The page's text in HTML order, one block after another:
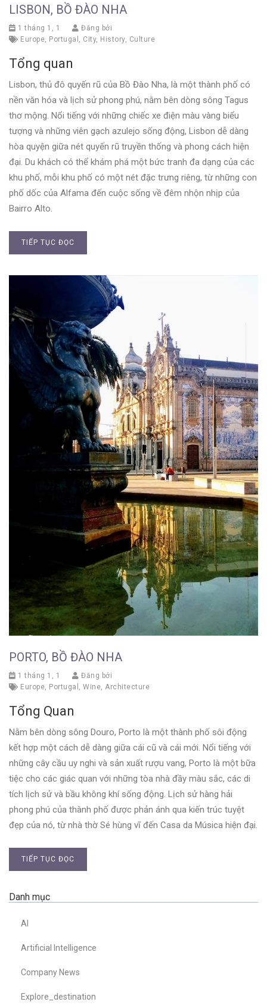
LISBON, BỒ ĐÀO NHA
1 tháng 1, 1
Đăng bởi
Europe, Portugal , City, History, Culture
Tổng quan
Lisbon, thủ đô quyến rũ của Bồ Đào Nha, là một thành phố có
nền văn hóa và lịch sử phong phú, nằm bên dòng sông Tagus
thơ mộng. Nổi tiếng với những chiếc xe điện màu vàng biểu
tượng và những viên gạch azulejo sống động, Lisbon dễ dàng
hòa quyện giữa nét quyến rũ truyền thống và phong cách hiện
đại. Du khách có thể khám phá một bức tranh đa dạng của các
khu phố, mỗi khu phố có một nét đặc trưng riêng, từ những con
phố dốc của Alfama đến cuộc sống về đêm nhộn nhịp của
Bairro Alto.
TIẾP TỤC ĐỌC
PORTO, BỒ ĐÀO NHA
1 tháng 1, 1
Đăng bởi
Europe, Portugal , Wine, Architecture
Tổng Quan
Nằm bên dòng sông Douro, Porto là một thành phố sôi động
kết hợp một cách dễ dàng giữa cái cũ và cái mới. Nổi tiếng với
những cây cầu uy nghi và sản xuất rượu vang, Porto là một bữa
tiệc cho các giác quan với những tòa nhà đầy màu sắc, các di
tích lịch sử và bầu không khí sống động. Lịch sử hàng hải
phong phú của thành phố được phản ánh qua kiến trúc tuyệt
đẹp của nó, từ nhà thờ Sé hùng vĩ đến Casa da Música hiện đại.
TIẾP TỤC ĐỌC
Danh mục
AI
Artificial Intelligence
Company News
Explore_destination